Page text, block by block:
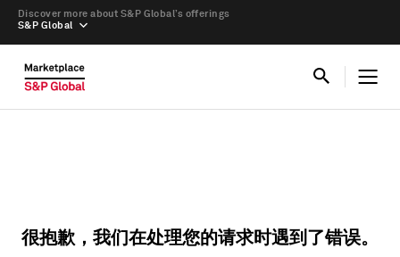
S&P Global
Discover more about S&P Global’s offerings
很抱歉，我们在处理您的请求时遇到了错误。